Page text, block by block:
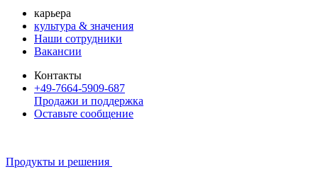
карьера
культура & значения
Наши сотрудники
Вакансии
Контакты
+49-7664-5909-687
Продажи и поддержка
Оставьте сообщение
Продукты и решения